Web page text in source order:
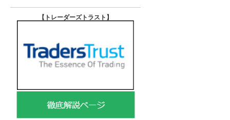
【トレーダーズトラスト 】